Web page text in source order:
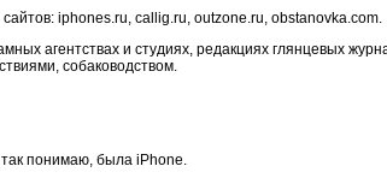
iphones.ru, callig.ru, outzone.ru, obstanovka.com.
агентствах и студиях, редакциях глянцевых
собаководством.
понимаю, была iPhone.